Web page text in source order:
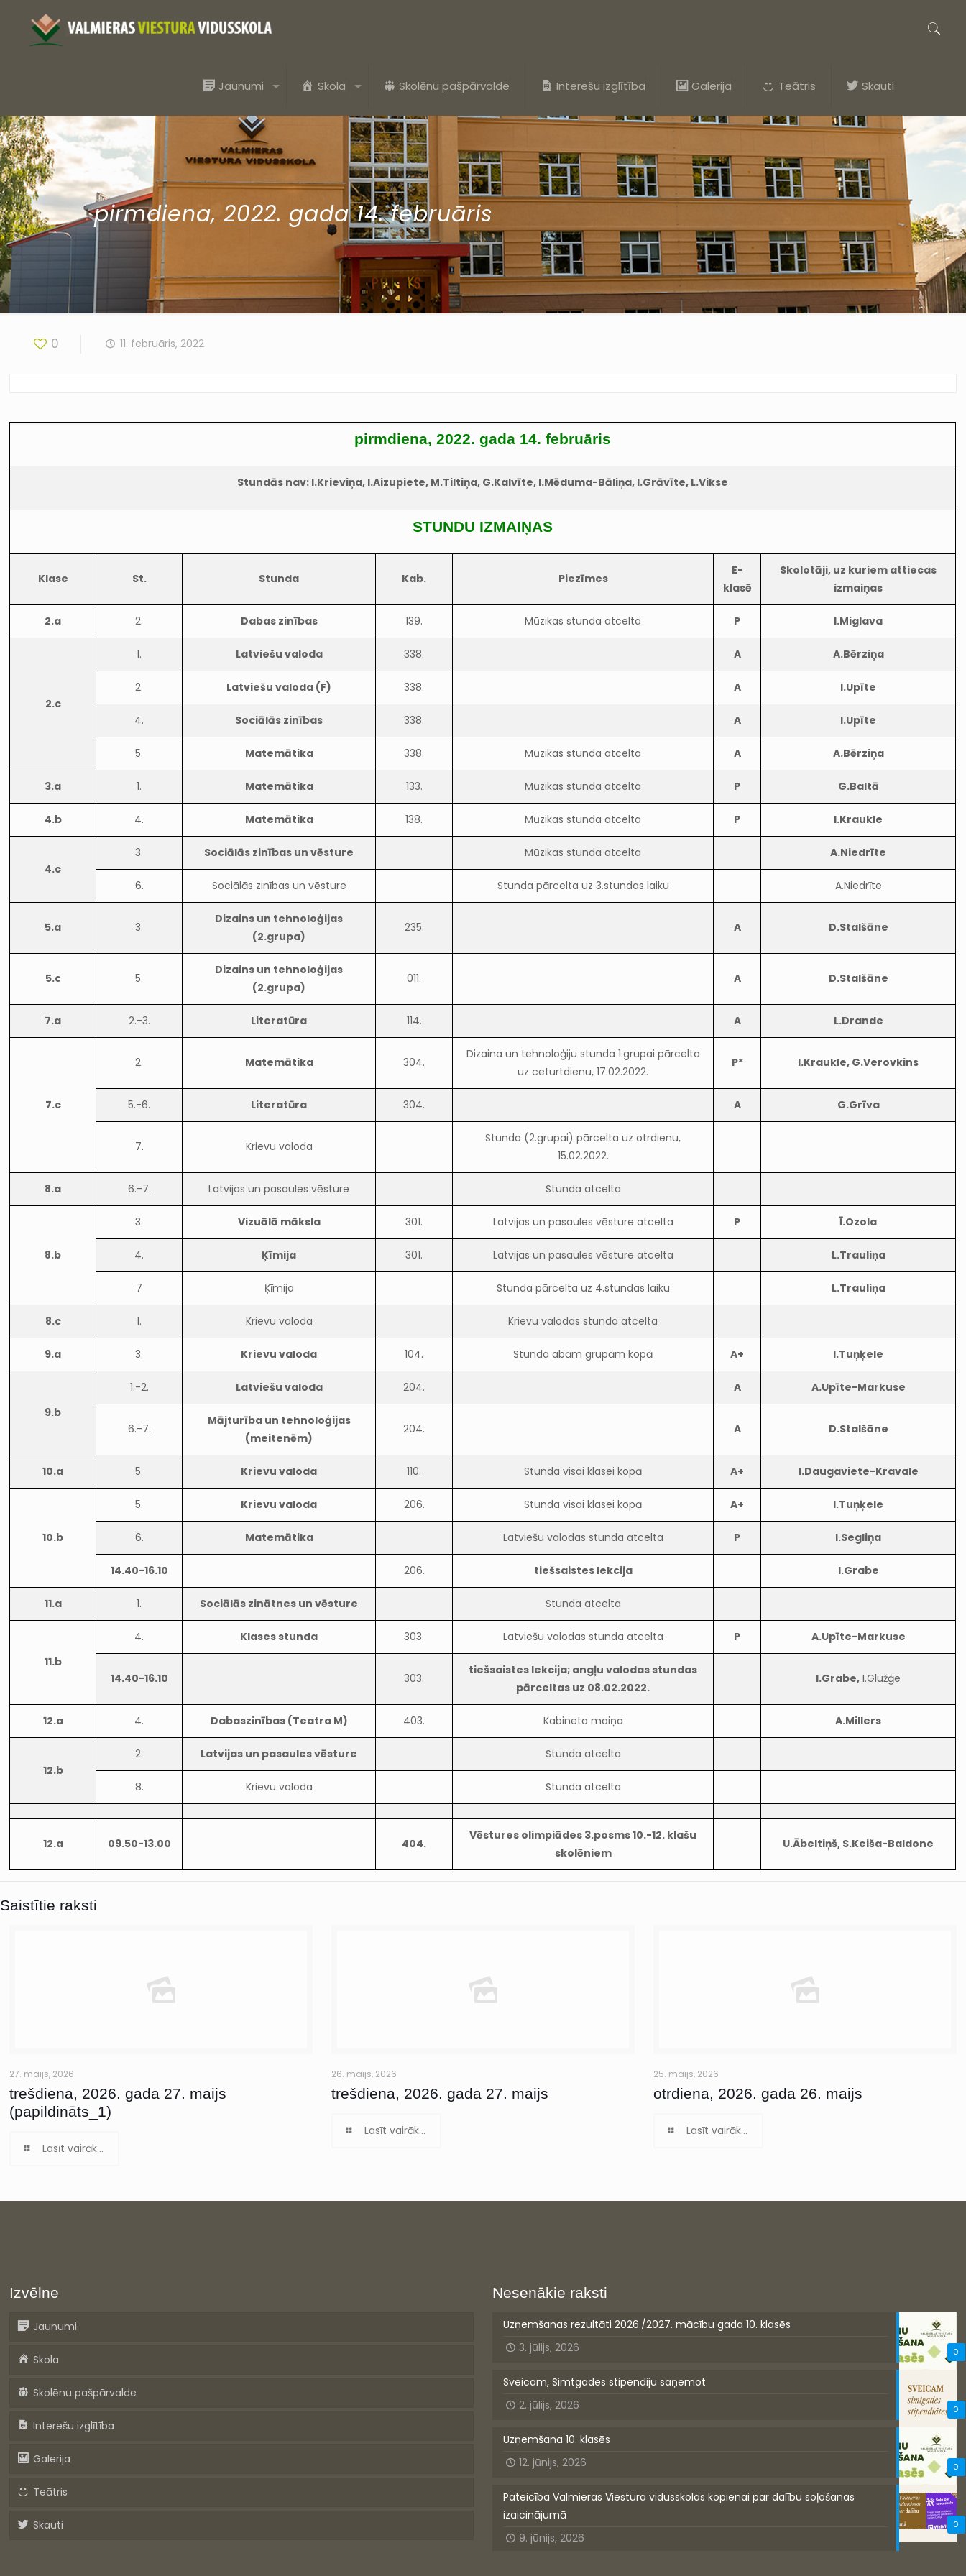
Jaunumi Skola Skolēnu pašpārvalde Interešu izglītība Galerija Teātris Skauti
pirmdiena, 2022. gada 14. februāris
0 11. februāris, 2022
pirmdiena, 2022. gada 14. februāris
Stundās nav: I.Krieviņa, I.Aizupiete, M.Tiltiņa, G.Kalvīte, I.Mēduma-Bāliņa, I.Grāvīte, L.Vikse
STUNDU IZMAIŅAS
Klase St. Stunda Kab. Piezīmes
E-
klasē
Skolotāji, uz kuriem attiecas
izmaiņas
2.a 2. Dabas zinības 139. Mūzikas stunda atcelta P I.Miglava
2.c
1. Latviešu valoda 338. A A.Bērziņa
2. Latviešu valoda (F) 338. A I.Upīte
4. Sociālās zinības 338. A I.Upīte
5. Matemātika 338. Mūzikas stunda atcelta A A.Bērziņa
3.a 1. Matemātika 133. Mūzikas stunda atcelta P G.Baltā
4.b 4. Matemātika 138. Mūzikas stunda atcelta P I.Kraukle
4.c
3. Sociālās zinības un vēsture Mūzikas stunda atcelta A.Niedrīte
6. Sociālās zinības un vēsture Stunda pārcelta uz 3.stundas laiku A.Niedrīte
5.a 3.
Dizains un tehnoloģijas
(2.grupa)
235. A D.Stalšāne
5.c 5.
Dizains un tehnoloģijas
(2.grupa)
011. A D.Stalšāne
7.a 2.-3. Literatūra 114. A L.Drande
7.c
2. Matemātika 304.
Dizaina un tehnoloģiju stunda 1.grupai pārcelta
uz ceturtdienu, 17.02.2022.
P* I.Kraukle, G.Verovkins
5.-6. Literatūra 304. A G.Grīva
7. Krievu valoda
Stunda (2.grupai) pārcelta uz otrdienu,
15.02.2022.
8.a 6.-7. Latvijas un pasaules vēsture Stunda atcelta
8.b
3. Vizuālā māksla 301. Latvijas un pasaules vēsture atcelta P Ī.Ozola
4. Ķīmija 301. Latvijas un pasaules vēsture atcelta L.Trauliņa
7 Ķīmija Stunda pārcelta uz 4.stundas laiku L.Trauliņa
8.c 1. Krievu valoda Krievu valodas stunda atcelta
9.a 3. Krievu valoda 104. Stunda abām grupām kopā A+ I.Tuņķele
9.b
1.-2. Latviešu valoda 204. A A.Upīte-Markuse
6.-7.
Mājturība un tehnoloģijas
(meitenēm)
204. A D.Stalšāne
10.a 5. Krievu valoda 110. Stunda visai klasei kopā A+ I.Daugaviete-Kravale
10.b
5. Krievu valoda 206. Stunda visai klasei kopā A+ I.Tuņķele
6. Matemātika Latviešu valodas stunda atcelta P I.Segliņa
14.40-16.10 206. tiešsaistes lekcija I.Grabe
11.a 1. Sociālās zinātnes un vēsture Stunda atcelta
11.b
4. Klases stunda 303. Latviešu valodas stunda atcelta P A.Upīte-Markuse
14.40-16.10 303.
tiešsaistes lekcija; angļu valodas stundas
pārceltas uz 08.02.2022.
I.Grabe, I.Glužģe
12.a 4. Dabaszinības (Teatra M) 403. Kabineta maiņa A.Millers
12.b
2. Latvijas un pasaules vēsture Stunda atcelta
8. Krievu valoda Stunda atcelta
12.a 09.50-13.00 404.
Vēstures olimpiādes 3.posms 10.-12. klašu
skolēniem
U.Ābeltiņš, S.Keiša-Baldone
Saistītie raksti
27. maijs, 2026
trešdiena, 2026. gada 27. maijs
(papildināts_1)
Lasīt vairāk...
26. maijs, 2026
trešdiena, 2026. gada 27. maijs
Lasīt vairāk...
25. maijs, 2026
otrdiena, 2026. gada 26. maijs
Lasīt vairāk...
Izvēlne
Jaunumi
Skola
Skolēnu pašpārvalde
Interešu izglītība
Galerija
Teātris
Skauti
Nesenākie raksti
0
Uzņemšanas rezultāti 2026./2027. mācību gada 10. klasēs
3. jūlijs, 2026
0
Sveicam, Simtgades stipendiju saņemot
2. jūlijs, 2026
0
Uzņemšana 10. klasēs
12. jūnijs, 2026
0
Pateicība Valmieras Viestura vidusskolas kopienai par dalību soļošanas
izaicinājumā
9. jūnijs, 2026